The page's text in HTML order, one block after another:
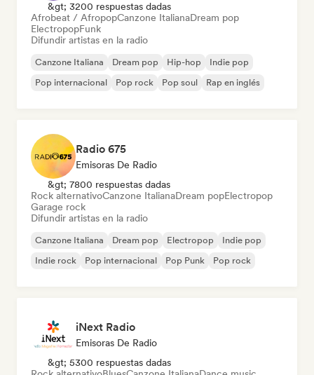
&gt; 3200 respuestas dadas
Afrobeat / AfropopCanzone ItalianaDream pop
ElectropopFunk
Difundir artistas en la radio
Canzone Italiana Dream pop Hip-hop
Indie pop
Pop internacional
Pop rock Pop soul Rap en inglés
Radio 675
Emisoras De Radio
&gt; 7800 respuestas dadas
Rock alternativoCanzone ItalianaDream popElectropop
Garage rock
Difundir artistas en la radio
Canzone Italiana Dream pop Electropop
Indie pop
Indie rock
Pop internacional Pop Punk Pop rock
iNext Radio
Emisoras De Radio
&gt; 5300 respuestas dadas